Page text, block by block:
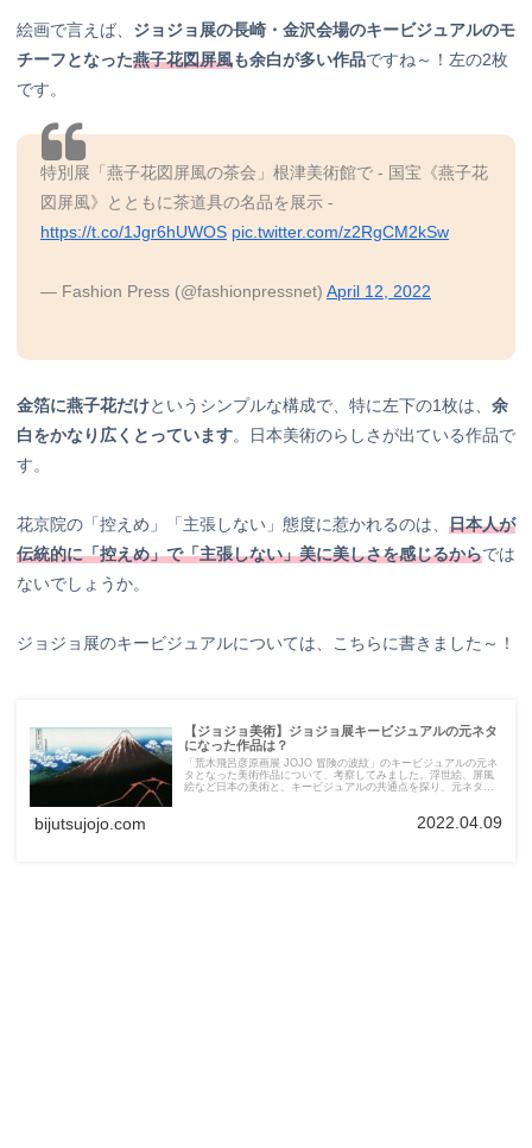
絵画で言えば、 ジョジョ展の長崎・金沢会場のキービジュアルのモ
チーフとなった燕子花図屏風も余白が多い作品ですね～！左の2枚
です。
特別展「燕子花図屏風の茶会」根津美術館で - 国宝《燕子花
図屏風》とともに茶道具の名品を展示 -
https://t.co/1Jgr6hUWOS pic.twitter.com/z2RgCM2kSw
— Fashion Press (@fashionpressnet) April 12, 2022
金箔に燕子花だけというシンプルな構成で、特に左下の1枚は、 余
白をかなり広くとっています。日本美術のらしさが出ている作品で
す。
花京院の「控えめ」「主張しない」態度に惹かれるのは、 日本人が
伝統的に「控えめ」で「主張しない」美に美しさを感じるからでは
ないでしょうか。
ジョジョ展のキービジュアルについては、こちらに書きました～！
【ジョジョ美術】ジョジョ展キービジュアルの元ネタ
になった作品は？
「荒木飛呂彦原画展 JOJO 冒険の波紋」のキービジュアルの元ネ
タとなった美術作品について、考察してみました。浮世絵、屏風
絵など日本の美術と、キービジュアルの共通点を探り、元ネタと
bijutsujojo.com 2022.04.09